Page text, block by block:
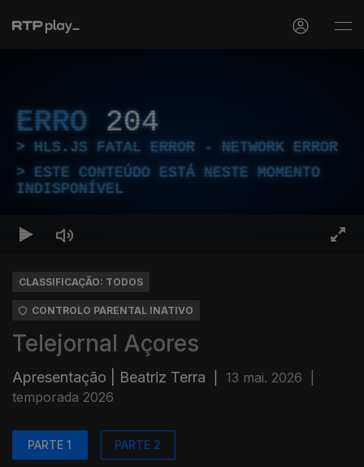
ERRO 204
HLS.JS FATAL ERROR - NETWORK ERROR
ESTE CONTEÚDO ESTÁ NESTE MOMENTO
INDISPONÍVEL
CLASSIFICAÇÃO: TODOS
CONTROLO PARENTAL INATIVO
Telejornal Açores
Apresentação | Beatriz Terra 13 mai. 2026
temporada 2026
PARTE 1 PARTE 2